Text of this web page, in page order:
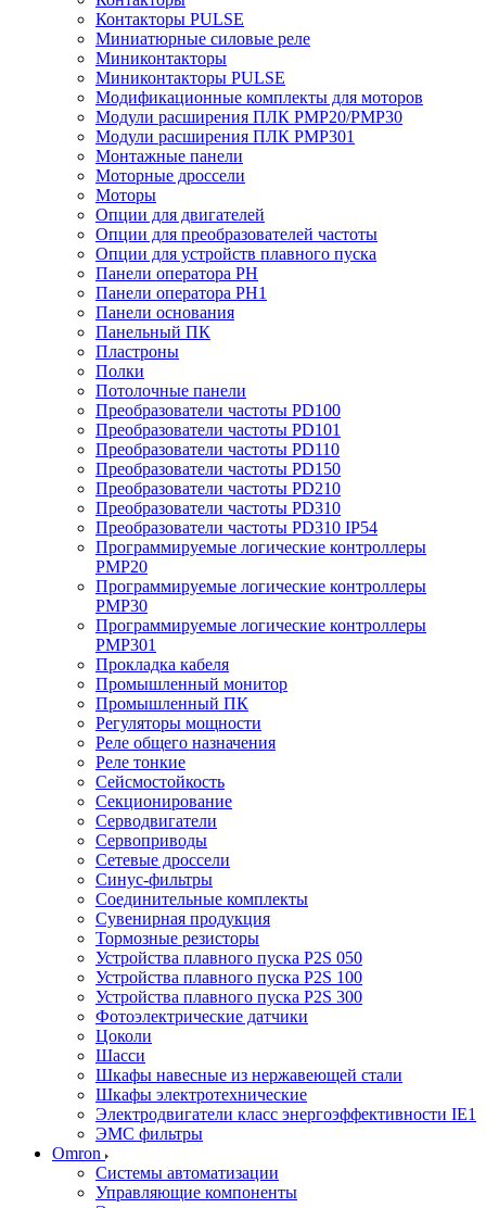
Контакторы PULSE
Миниатюрные силовые реле
Миниконтакторы
Миниконтакторы PULSE
Модификационные комплекты для моторов
Модули расширения ПЛК PMP20/PMP30
Модули расширения ПЛК PMP301
Монтажные панели
Моторные дроссели
Моторы
Опции для двигателей
Опции для преобразователей частоты
Опции для устройств плавного пуска
Панели оператора PH
Панели оператора PH1
Панели основания
Панельный ПК
Пластроны
Полки
Потолочные панели
Преобразователи частоты PD100
Преобразователи частоты PD101
Преобразователи частоты PD110
Преобразователи частоты PD150
Преобразователи частоты PD210
Преобразователи частоты PD310
Преобразователи частоты PD310 IP54
Программируемые логические контроллеры
PMP20
Программируемые логические контроллеры
PMP30
Программируемые логические контроллеры
PMP301
Прокладка кабеля
Промышленный монитор
Промышленный ПК
Регуляторы мощности
Реле общего назначения
Реле тонкие
Сейсмостойкость
Секционирование
Серводвигатели
Сервоприводы
Сетевые дроссели
Синус-фильтры
Соединительные комплекты
Сувенирная продукция
Тормозные резисторы
Устройства плавного пуска P2S 050
Устройства плавного пуска P2S 100
Устройства плавного пуска P2S 300
Фотоэлектрические датчики
Цоколи
Шасси
Шкафы навесные из нержавеющей стали
Шкафы электротехнические
Электродвигатели класс энергоэффективности IE1
ЭМС фильтры
Omron
Системы автоматизации
Управляющие компоненты